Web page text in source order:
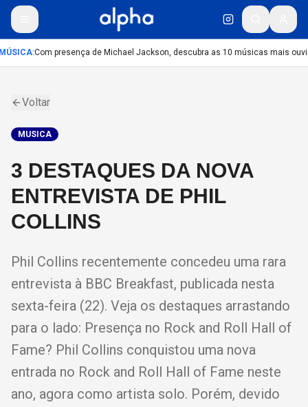
:Com presença de Michael Jackson, descubra as 10 músicas mais
Voltar
MUSICA
3 DESTAQUES DA NOVA
ENTREVISTA DE PHIL
COLLINS
Phil Collins recentemente concedeu uma rara
entrevista à BBC Breakfast, publicada nesta
sexta-feira (22). Veja os destaques arrastando
para o lado: Presença no Rock and Roll Hall of
Fame? Phil Collins conquistou uma nova
entrada no Rock and Roll Hall of Fame neste
ano, agora como artista solo. Porém, devido